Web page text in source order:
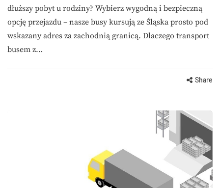
dłuższy pobyt u rodziny? Wybierz wygodną i bezpieczną
opcję przejazdu – nasze busy kursują ze Śląska prosto pod
wskazany adres za zachodnią granicą. Dlaczego transport
busem z…
Share